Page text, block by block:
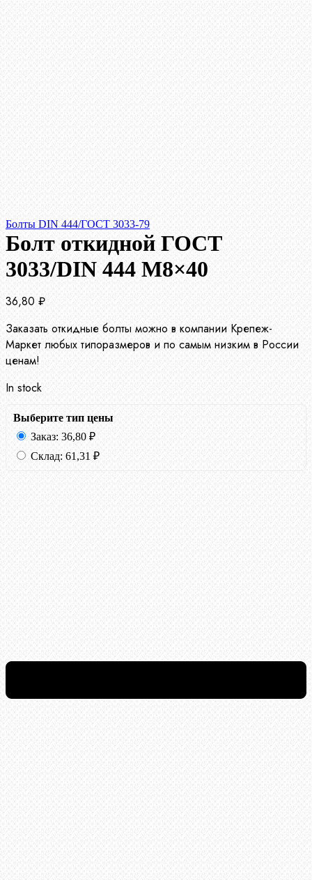
Болты DIN 444/ГОСТ 3033-79
Болт откидной ГОСТ
3033/DIN 444 М8×40
36,80 ₽
Заказать откидные болты можно в компании Крепеж-
Маркет любых типоразмеров и по самым низким в России
ценам!
In stock
Выберите тип цены
Заказ: 36,80 ₽
Склад: 61,31 ₽